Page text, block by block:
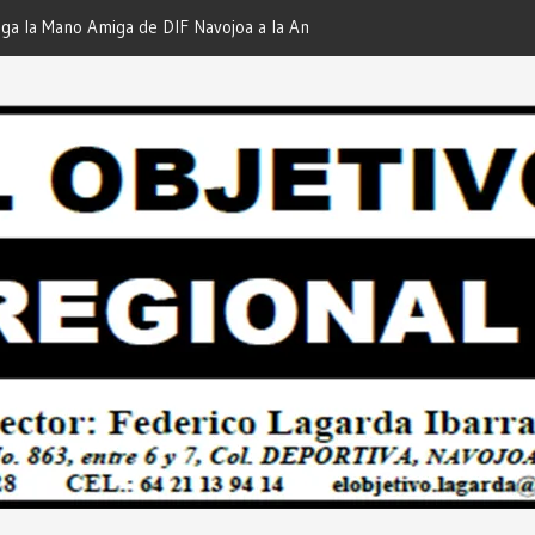
de DIF Navojoa a la Ampliación
de Servicios… Desde: Redacción
Nuestras Familias!…